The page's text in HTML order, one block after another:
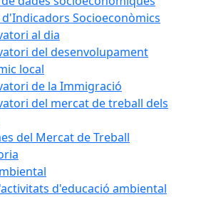
Socioeconòmics
al dia
del desenvolupament
local
de la Immigració
del mercat de treball dels
del Mercat de Treball
d'educació ambiental